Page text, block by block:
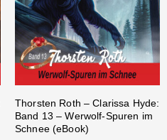
Thorsten Roth – Clarissa Hyde:
Band 13 – Werwolf-Spuren im
Schnee (eBook)